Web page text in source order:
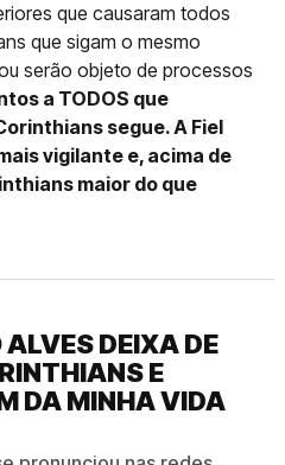
que causaram todos
que sigam o mesmo
serão objeto de processos
a TODOS que
segue. A Fiel
vigilante e, acima de
maior do que
DEIXA DE
E
DA MINHA VIDA